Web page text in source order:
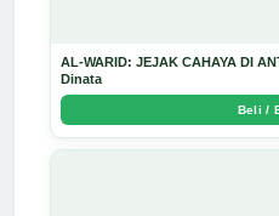
AL-WARID: JEJAK CAHAYA DI
Dinata
Beli /